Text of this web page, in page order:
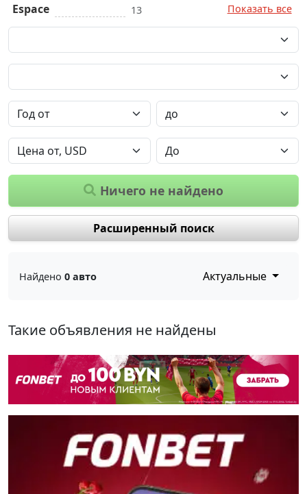
Espace 13
Показать все
Ничего не найдено
Расширенный поиск
Найдено 0 авто Актуальные
Такие объявления не найдены